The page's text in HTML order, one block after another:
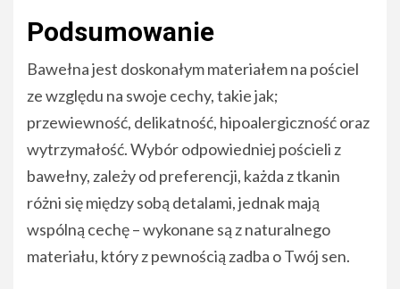
Podsumowanie
Bawełna jest doskonałym materiałem na pościel
ze względu na swoje cechy, takie jak;
przewiewność, delikatność, hipoalergiczność oraz
wytrzymałość. Wybór odpowiedniej pościeli z
bawełny, zależy od preferencji, każda z tkanin
różni się między sobą detalami, jednak mają
wspólną cechę – wykonane są z naturalnego
materiału, który z pewnością zadba o Twój sen.